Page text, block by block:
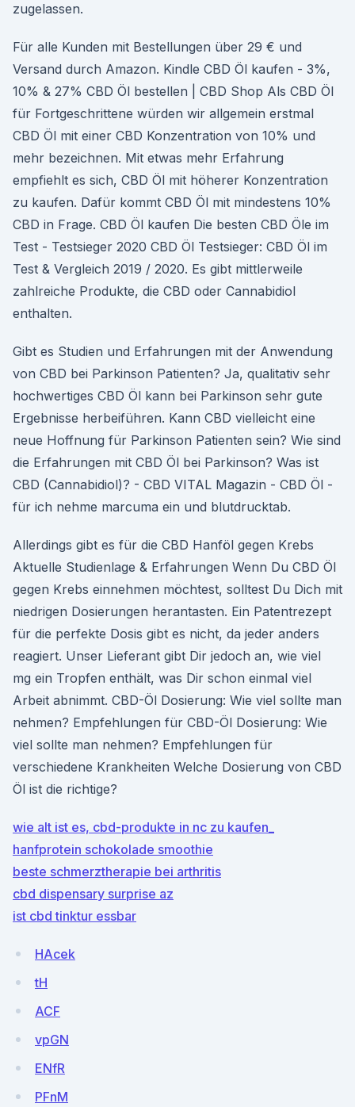
zugelassen.
Für alle Kunden mit Bestellungen über 29 € und
Versand durch Amazon. Kindle CBD Öl kaufen - 3%,
10% & 27% CBD Öl bestellen | CBD Shop Als CBD Öl
für Fortgeschrittene würden wir allgemein erstmal
CBD Öl mit einer CBD Konzentration von 10% und
mehr bezeichnen. Mit etwas mehr Erfahrung
empfiehlt es sich, CBD Öl mit höherer Konzentration
zu kaufen. Dafür kommt CBD Öl mit mindestens 10%
CBD in Frage. CBD Öl kaufen Die besten CBD Öle im
Test - Testsieger 2020 CBD Öl Testsieger: CBD Öl im
Test & Vergleich 2019 / 2020. Es gibt mittlerweile
zahlreiche Produkte, die CBD oder Cannabidiol
enthalten.
Gibt es Studien und Erfahrungen mit der Anwendung
von CBD bei Parkinson Patienten? Ja, qualitativ sehr
hochwertiges CBD Öl kann bei Parkinson sehr gute
Ergebnisse herbeiführen. Kann CBD vielleicht eine
neue Hoffnung für Parkinson Patienten sein? Wie sind
die Erfahrungen mit CBD Öl bei Parkinson? Was ist
CBD (Cannabidiol)? - CBD VITAL Magazin - CBD Öl -
für ich nehme marcuma ein und blutdrucktab.
Allerdings gibt es für die CBD Hanföl gegen Krebs
Aktuelle Studienlage & Erfahrungen Wenn Du CBD Öl
gegen Krebs einnehmen möchtest, solltest Du Dich mit
niedrigen Dosierungen herantasten. Ein Patentrezept
für die perfekte Dosis gibt es nicht, da jeder anders
reagiert. Unser Lieferant gibt Dir jedoch an, wie viel
mg ein Tropfen enthält, was Dir schon einmal viel
Arbeit abnimmt. CBD-Öl Dosierung: Wie viel sollte man
nehmen? Empfehlungen für CBD-Öl Dosierung: Wie
viel sollte man nehmen? Empfehlungen für
verschiedene Krankheiten Welche Dosierung von CBD
Öl ist die richtige?
wie alt ist es, cbd-produkte in nc zu kaufen_
hanfprotein schokolade smoothie
beste schmerztherapie bei arthritis
cbd dispensary surprise az
ist cbd tinktur essbar
HAcek
tH
ACF
vpGN
ENfR
PFnM